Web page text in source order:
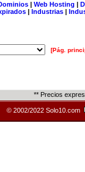
| Web Hosting |
| Industrias |
[Pág.
** Precios
© 2002/2022 Solo10.com